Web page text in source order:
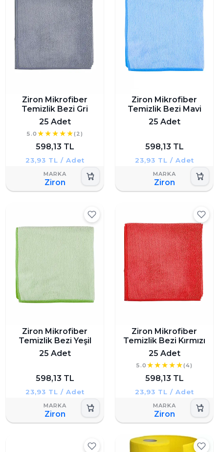
Ziron Mikrofiber
Temizlik Bezi Gri
25 Adet
5.0 (2)
598,13 TL
23,93 TL / Adet
Ziron
Ziron Mikrofiber
Temizlik Bezi Mavi
25 Adet
598,13 TL
23,93 TL / Adet
Ziron
Ziron Mikrofiber
Temizlik Bezi Yeşil
25 Adet
598,13 TL
23,93 TL / Adet
Ziron
Ziron Mikrofiber
Temizlik Bezi Kırmızı
25 Adet
5.0 (4)
598,13 TL
23,93 TL / Adet
Ziron